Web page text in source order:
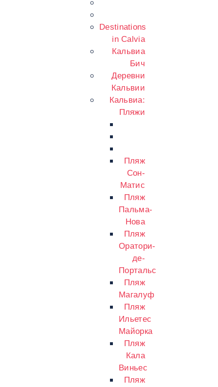
Destinations
in Calvia
Кальвиа
Бич
Деревни
Кальвии
Кальвиа:
Пляжи
Пляж
Сон-
Матис
Пляж
Пальма-
Нова
Пляж
Оратори-
де-
Портальс
Пляж
Магалуф
Пляж
Ильетес
Майорка
Пляж
Кала
Виньес
Пляж